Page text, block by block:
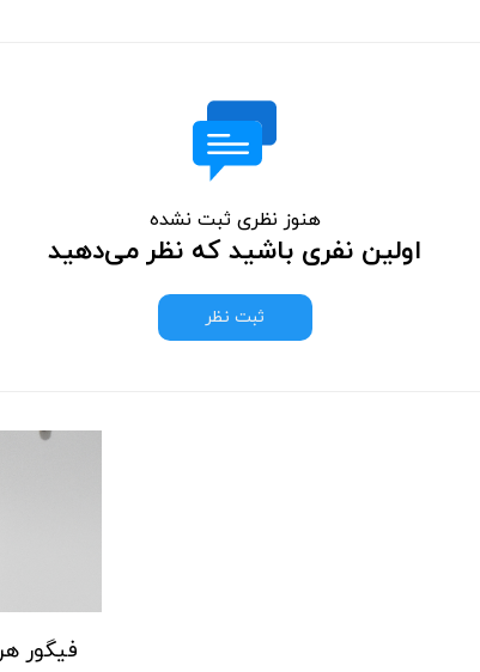
هنوز نظری ثبت نشده
اولین نفری باشید که نظر می‌دهید
ثبت نظر